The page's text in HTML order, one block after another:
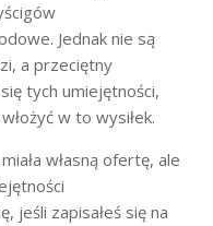
Jednak nie są
a przeciętny
tych umiejętności,
w to wysiłek.
własną ofertę, ale
jeśli zapisałeś się na